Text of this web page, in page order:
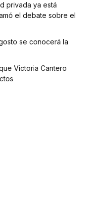
privada ya está
el debate sobre el
se conocerá la
Victoria Cantero